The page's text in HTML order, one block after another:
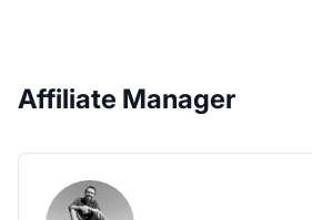
Affiliate Manager